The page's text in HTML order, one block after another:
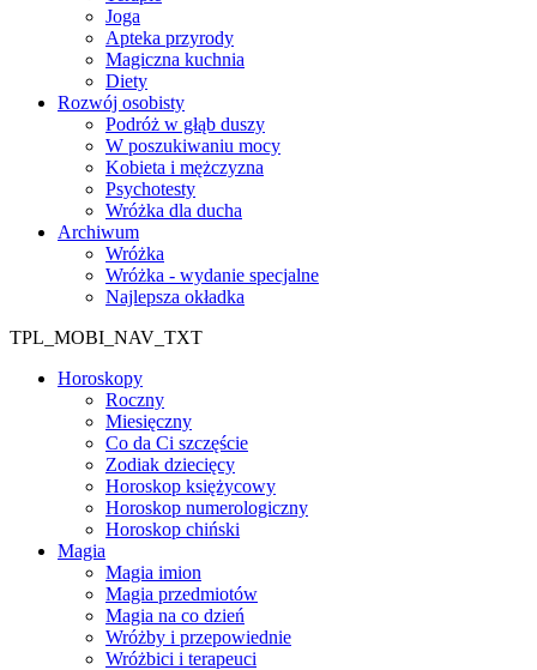
Joga
Apteka przyrody
Magiczna kuchnia
Diety
Rozwój osobisty
Podróż w głąb duszy
W poszukiwaniu mocy
Kobieta i mężczyzna
Psychotesty
Wróżka dla ducha
Archiwum
Wróżka
Wróżka - wydanie specjalne
Najlepsza okładka
TPL_MOBI_NAV_TXT
Horoskopy
Roczny
Miesięczny
Co da Ci szczęście
Zodiak dziecięcy
Horoskop księżycowy
Horoskop numerologiczny
Horoskop chiński
Magia
Magia imion
Magia przedmiotów
Magia na co dzień
Wróżby i przepowiednie
Wróżbici i terapeuci